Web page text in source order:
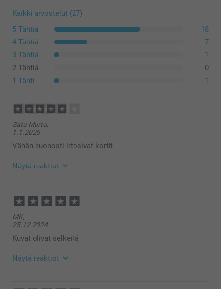
Kaikki arvostelut (27)
5 Tähtiä
18
4 Tähtiä
7
3 Tähtiä
1
2 Tähtiä
0
1 Tähti
1
Satu Murto,
1.1.2026
Vähän huonosti irtosivat kortit
Näytä reaktiot
13:03
Hei Satu!
Tervetuloa pian uudelleen smartphoto.fi-sivustolle!
Lämpimin kiitoksin,
MK,
25.12.2024
Kuvat olivat selkeitä
Näytä reaktiot